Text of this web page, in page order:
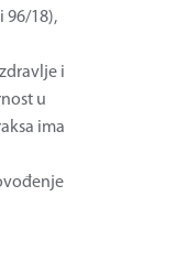
96/18),
i
u
ima